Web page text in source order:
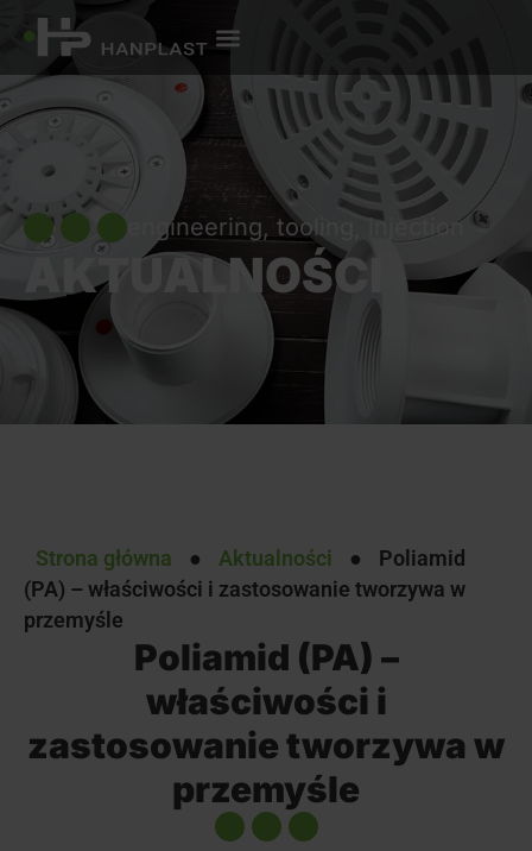
engineering, tooling, injection
AKTUALNOŚCI
Strona główna ● Aktualności ●
Poliamid
(PA) – właściwości i zastosowanie tworzywa w
przemyśle
Poliamid (PA) –
właściwości i
zastosowanie tworzywa w
przemyśle